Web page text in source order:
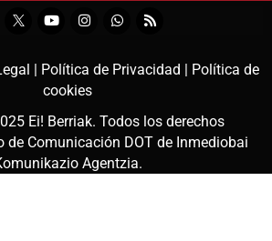
| Política de Privacidad | Política de
cookies
Ei! Berriak. Todos los derechos
de Comunicación DOT de Inmediobai
Agentzia.